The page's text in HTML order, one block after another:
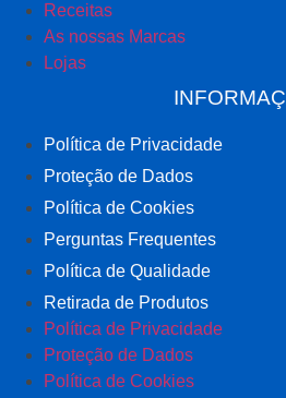
Receitas
As nossas Marcas
Lojas
Política de Privacidade
Proteção de Dados
Política de Cookies
Perguntas Frequentes
Política de Qualidade
Retirada de Produtos
Política de Privacidade
Proteção de Dados
Política de Cookies